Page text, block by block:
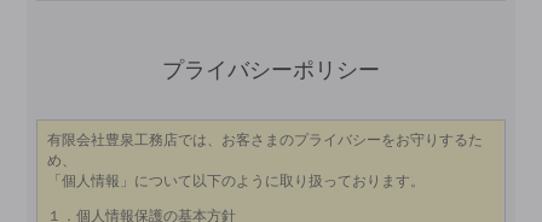
プライバシーポリシー